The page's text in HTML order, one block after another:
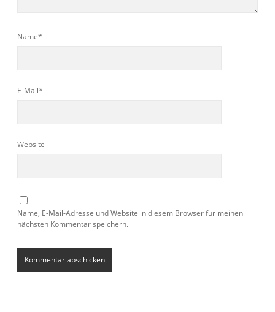
Name*
E-Mail*
Website
Name, E-Mail-Adresse und Website in diesem Browser für meinen
nächsten Kommentar speichern.